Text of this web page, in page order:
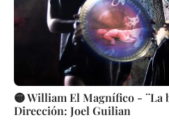
🟡 William El Magnífico - ¨La
Dirección: Joel Guilian